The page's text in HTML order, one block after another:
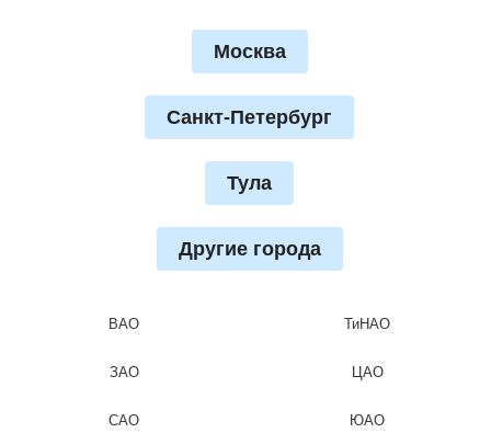
Москва
Санкт-Петербург
Тула
Другие города
ВАО
ЗАО
САО
ТиНАО
ЦАО
ЮАО